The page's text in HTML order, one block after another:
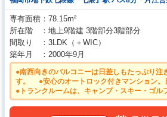
専有面積
78.15m²
所在階
地上9階建 3階部分3階部分
間取り
3LDK （＋WIC）
築年月
2000年9月
●南西向きのバルコニーは日差しもたっぷり注
す。 ●安心のオートロック付きマンション
●トランクルームは、キャンプ・スキー・ゴル
などの大きい物の収納に便利です。 ●大容量